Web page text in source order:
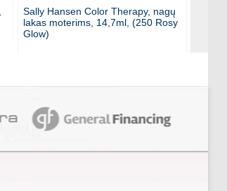
Sally Hansen Color Therapy, nagų
lakas moterims, 14,7ml, (250 Rosy
Glow)